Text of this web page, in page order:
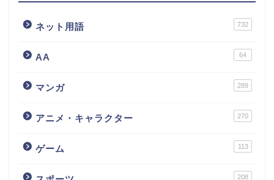
ネット用語 732
AA 64
マンガ 289
アニメ・キャラクター 270
ゲーム 113
208